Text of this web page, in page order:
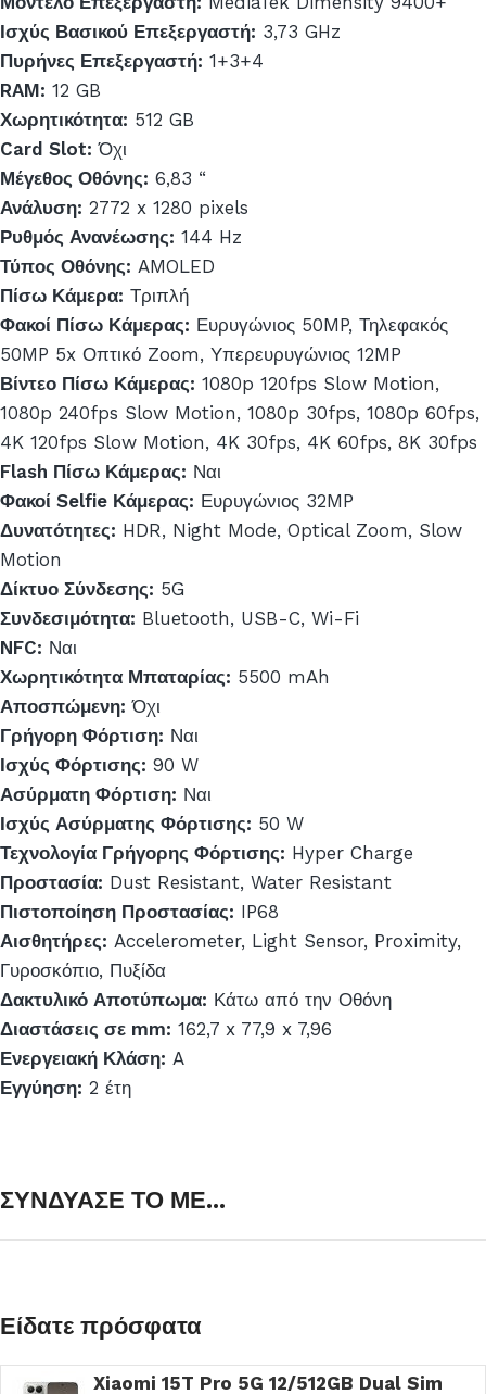
Ισχύς Βασικού Επεξεργαστή: 3,73 GHz
Πυρήνες Επεξεργαστή: 1+3+4
RAM: 12 GB
Χωρητικότητα: 512 GB
Card Slot: Όχι
Μέγεθος Οθόνης: 6,83 “
Ανάλυση: 2772 x 1280 pixels
Ρυθμός Ανανέωσης: 144 Hz
Τύπος Οθόνης: AMOLED
Πίσω Κάμερα: Τριπλή
Φακοί Πίσω Κάμερας: Ευρυγώνιος 50MP, Τηλεφακός
50MP 5x Οπτικό Zoom, Υπερευρυγώνιος 12MP
Βίντεο Πίσω Κάμερας: 1080p 120fps Slow Motion,
1080p 240fps Slow Motion, 1080p 30fps, 1080p 60fps,
4K 120fps Slow Motion, 4K 30fps, 4K 60fps, 8K 30fps
Flash Πίσω Κάμερας: Ναι
Φακοί Selfie Κάμερας: Ευρυγώνιος 32MP
Δυνατότητες: HDR, Night Mode, Optical Zoom, Slow
Motion
Δίκτυο Σύνδεσης: 5G
Συνδεσιμότητα: Bluetooth, USB-C, Wi-Fi
NFC: Ναι
Χωρητικότητα Μπαταρίας: 5500 mAh
Αποσπώμενη: Όχι
Γρήγορη Φόρτιση: Ναι
Ισχύς Φόρτισης: 90 W
Ασύρματη Φόρτιση: Ναι
Ισχύς Ασύρματης Φόρτισης: 50 W
Τεχνολογία Γρήγορης Φόρτισης: Hyper Charge
Προστασία: Dust Resistant, Water Resistant
Πιστοποίηση Προστασίας: IP68
Αισθητήρες: Accelerometer, Light Sensor, Proximity,
Γυροσκόπιο, Πυξίδα
Δακτυλικό Αποτύπωμα: Κάτω από την Οθόνη
Διαστάσεις σε mm: 162,7 x 77,9 x 7,96
Ενεργειακή Κλάση: A
Εγγύηση: 2 έτη
ΣΥΝΔΥΑΣΕ ΤΟ ΜΕ...
Είδατε πρόσφατα
Xiaomi 15T Pro 5G 12/512GB Dual Sim